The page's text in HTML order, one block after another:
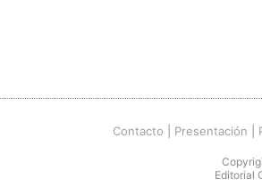
Contacto Presentación
Editorial